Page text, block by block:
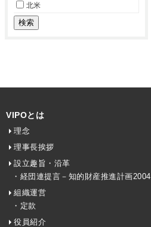
北米
VIPOとは
理念
理事長挨拶
設立趣旨・沿革
・経団連提言－知的財産推進計画2004
組織運営
・定款
役員紹介